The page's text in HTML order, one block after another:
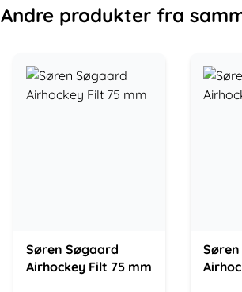
Andre produkter fra
Søren Søgaard
Airhockey Filt 75 mm